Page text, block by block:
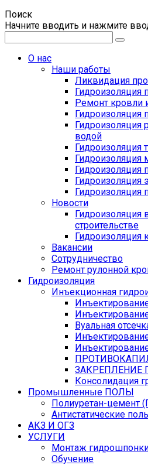
Поиск
Начните вводить и нажмите
О нас
Наши работы
Ликвидация
Гидроизоляция
Ремонт кровли
Гидроизоляция
Гидроизоляция
водой
Гидроизоляция
Гидроизоляция
Гидроизоляция
Гидроизоляция
Новости
строительстве
Гидроизоляция
Вакансии
Сотрудничество
Ремонт рулонной
Гидроизоляция
Инъекционная
Вуальная
ЗАКРЕПЛЕНИЕ
Консолидация
Промышленные ПОЛЫ
Полиуретан-цемент
Антистатические
АКЗ И ОГЗ
УСЛУГИ
Монтаж
Обучение